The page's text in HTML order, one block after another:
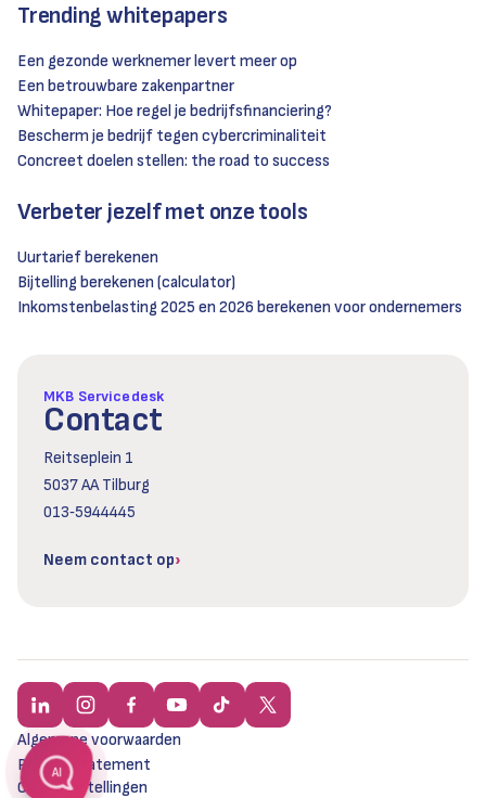
AI
Trending whitepapers
Een gezonde werknemer levert meer op
Een betrouwbare zakenpartner
Whitepaper: Hoe regel je bedrijfsfinanciering?
Bescherm je bedrijf tegen cybercriminaliteit
Concreet doelen stellen: the road to success
Verbeter jezelf met onze tools
Uurtarief berekenen
Bijtelling berekenen (calculator)
Inkomstenbelasting 2025 en 2026 berekenen voor ondernemers
MKB Servicedesk
Contact
Reitseplein 1
5037 AA Tilburg
013‑5944445
Neem contact op
Algemene voorwaarden
Privacy statement
Cookie instellingen